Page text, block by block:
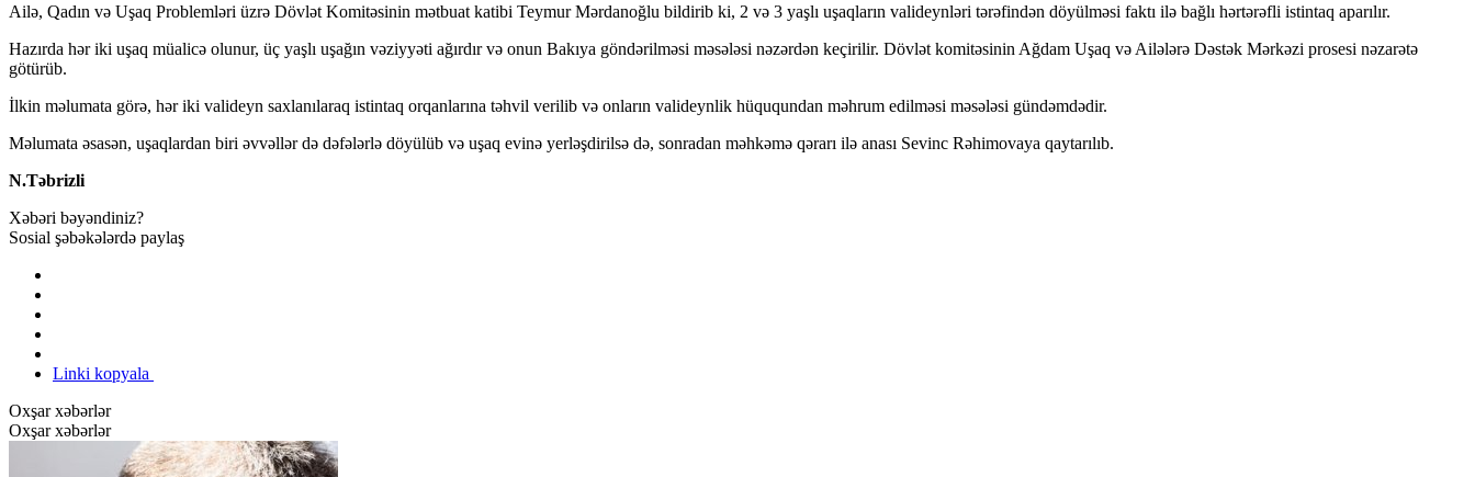
Ailə, Qadın və Uşaq Problemləri üzrə Dövlət Komitəsinin mətbuat katibi Teymur Mərdanoğlu bildirib ki, 2 və 3 yaşlı uşaqların valideynləri tərəfindən döyülməsi faktı ilə bağlı hərtərəfli istintaq aparılır.
Hazırda hər iki uşaq müalicə olunur, üç yaşlı uşağın vəziyyəti ağırdır və onun Bakıya göndərilməsi məsələsi nəzərdən keçirilir. Dövlət komitəsinin Ağdam Uşaq və Ailələrə Dəstək Mərkəzi prosesi nəzarətə
götürüb.
İlkin məlumata görə, hər iki valideyn saxlanılaraq istintaq orqanlarına təhvil verilib və onların valideynlik hüququndan məhrum edilməsi məsələsi gündəmdədir.
Məlumata əsasən, uşaqlardan biri əvvəllər də dəfələrlə döyülüb və uşaq evinə yerləşdirilsə də, sonradan məhkəmə qərarı ilə anası Sevinc Rəhimovaya qaytarılıb.
N.Təbrizli
Xəbəri bəyəndiniz?
Sosial şəbəkələrdə paylaş
Linki kopyala
Oxşar xəbərlər
Oxşar xəbərlər